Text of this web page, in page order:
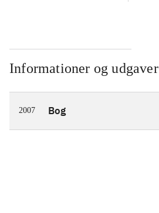
Informationer og udgaver
2007 Bog